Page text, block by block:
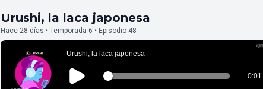
Urushi, la laca japonesa
Hace 28 días • Temporada 6 • Episodio 48